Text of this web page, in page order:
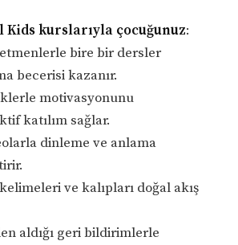
kurslarıyla çocuğunuz:
bire bir dersler
becerisi kazanır.
motivasyonunu
katılım sağlar.
dinleme ve anlama
ve kalıpları doğal akış
aldığı geri bildirimlerle